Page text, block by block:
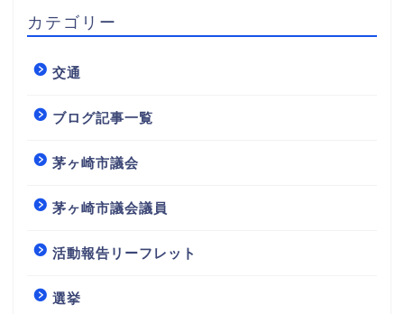
カテゴリー
交通
ブログ記事一覧
茅ヶ崎市議会
茅ヶ崎市議会議員
活動報告リーフレット
選挙